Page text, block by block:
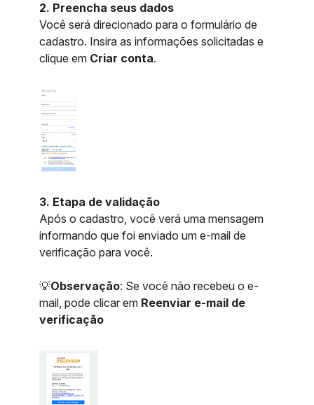
2. Preencha seus dados
Você será direcionado para o formulário de
cadastro. Insira as informações solicitadas e
clique em Criar conta.
3. Etapa de validação
Após o cadastro, você verá uma mensagem
informando que foi enviado um e-mail de
verificação para você.
💡Observação: Se você não recebeu o e-
mail, pode clicar em Reenviar e-mail de
verificação